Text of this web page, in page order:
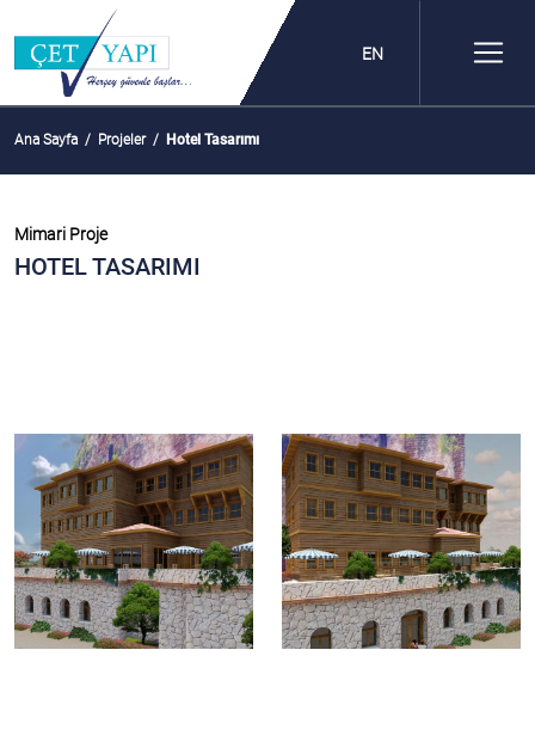
EN
Ana Sayfa / Projeler / Hotel Tasarımı
Mimari Proje
HOTEL TASARIMI